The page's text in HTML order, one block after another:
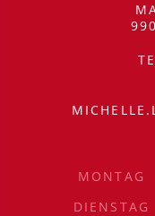
MONTAG
DIENSTAG